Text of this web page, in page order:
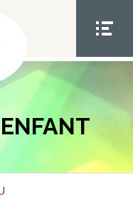
MEN
U
SOCIA
L
ENFANT